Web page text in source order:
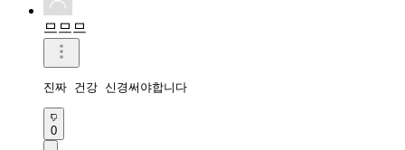
므므므
진짜 건강 신경써야합니다
0